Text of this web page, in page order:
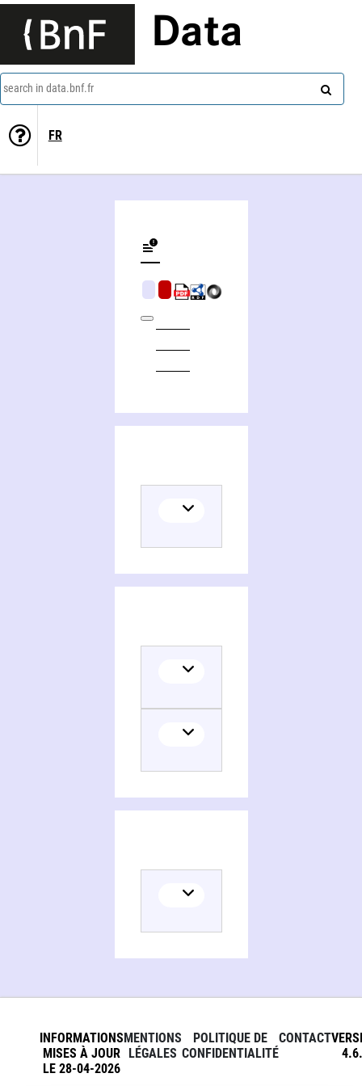
Data
search in data.bnf.fr
FR
INFORMATIONS
MISES À JOUR
LE 28-04-2026
MENTIONS
LÉGALES
POLITIQUE DE
CONFIDENTIALITÉ
CONTACT